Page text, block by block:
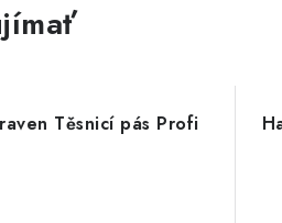
Těsnicí pás Profi